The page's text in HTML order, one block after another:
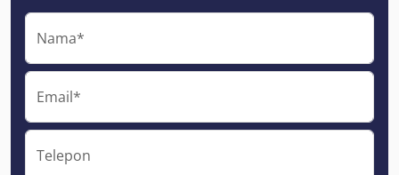
Nama*
Email*
Telepon